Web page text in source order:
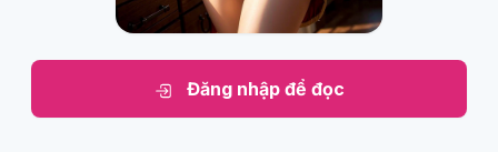
Đăng nhập để đọc